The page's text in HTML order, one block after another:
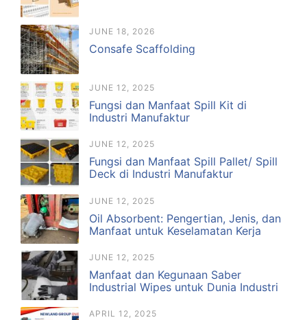
JUNE 18, 2026
Consafe Scaffolding
JUNE 12, 2025
Fungsi dan Manfaat Spill Kit di
Industri Manufaktur
JUNE 12, 2025
Fungsi dan Manfaat Spill Pallet/ Spill
Deck di Industri Manufaktur
JUNE 12, 2025
Oil Absorbent: Pengertian, Jenis, dan
Manfaat untuk Keselamatan Kerja
JUNE 12, 2025
Manfaat dan Kegunaan Saber
Industrial Wipes untuk Dunia Industri
APRIL 12, 2025